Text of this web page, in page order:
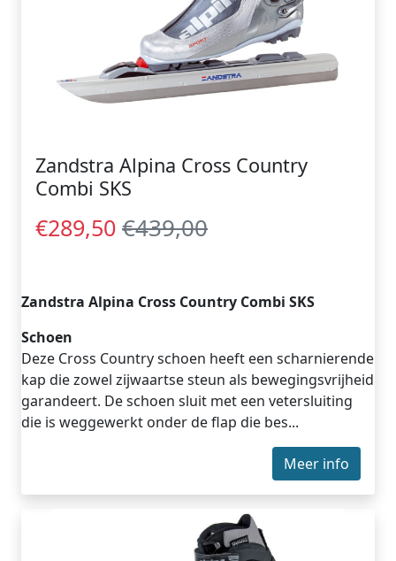
Zandstra Alpina Cross Country
Combi SKS
€289,50 €439,00
Zandstra Alpina Cross Country Combi SKS
Schoen
Deze Cross Country schoen heeft een scharnierende
kap die zowel zijwaartse steun als bewegingsvrijheid
garandeert. De schoen sluit met een vetersluiting
die is weggewerkt onder de flap die bes...
Meer info